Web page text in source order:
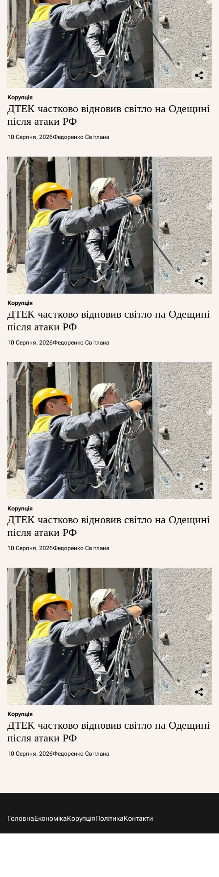
Корупція
ДТЕК частково відновив світло на Одещині
після атаки РФ
10 Серпня, 2026Федоренко Світлана
Корупція
ДТЕК частково відновив світло на Одещині
після атаки РФ
10 Серпня, 2026Федоренко Світлана
Корупція
ДТЕК частково відновив світло на Одещині
після атаки РФ
10 Серпня, 2026Федоренко Світлана
Корупція
ДТЕК частково відновив світло на Одещині
після атаки РФ
10 Серпня, 2026Федоренко Світлана
ГоловнаЕкономікаКорупціяПолітикаКонтакти